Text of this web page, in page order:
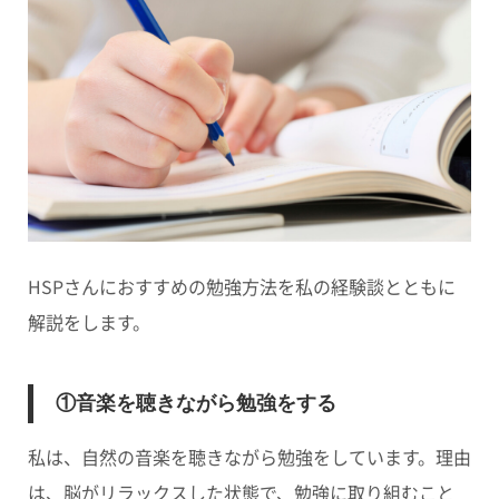
HSPさんにおすすめの勉強方法を私の経験談とともに
解説をします。
①音楽を聴きながら勉強をする
私は、自然の音楽を聴きながら勉強をしています。理由
は、脳がリラックスした状態で、勉強に取り組むこと